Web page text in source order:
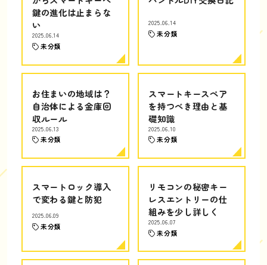
鍵の進化は止まらな
い
2025.06.14
未分類
2025.06.14
未分類
お住まいの地域は？
自治体による金庫回
収ルール
2025.06.13
未分類
スマートキースペア
を持つべき理由と基
礎知識
2025.06.10
未分類
スマートロック導入
で変わる鍵と防犯
2025.06.09
未分類
リモコンの秘密キー
レスエントリーの仕
組みを少し詳しく
2025.06.07
未分類